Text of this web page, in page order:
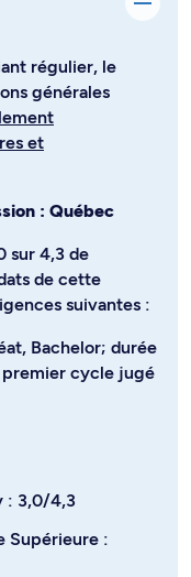
régulier, le
générales
et
: Québec
sur 4,3 de
de cette
suivantes :
Bachelor; durée
premier cycle jugé
: 3,0/4,3
Supérieure :